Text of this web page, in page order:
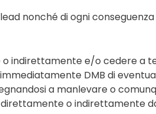
nonché di ogni
indirettamente e/o cedere a
DMB di
a manlevare o
o indirettamente